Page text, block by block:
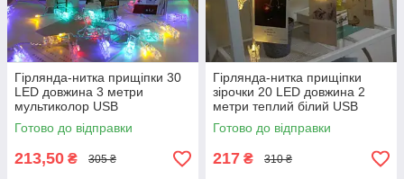
Гірлянда-нитка прищіпки 30
LED довжина 3 метри
мультиколор USB
Готово до відправки
213,50 ₴ 305 ₴
Гірлянда-нитка прищіпки
зірочки 20 LED довжина 2
метри теплий білий USB
Готово до відправки
217 ₴ 310 ₴